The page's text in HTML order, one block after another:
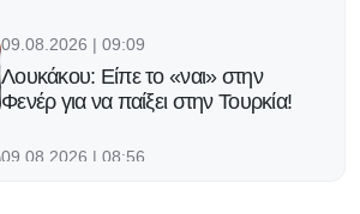
09.08.2026 | 09:09
Λουκάκου: Είπε το «ναι» στην
Φενέρ για να παίξει στην Τουρκία!
09.08.2026 | 08:56